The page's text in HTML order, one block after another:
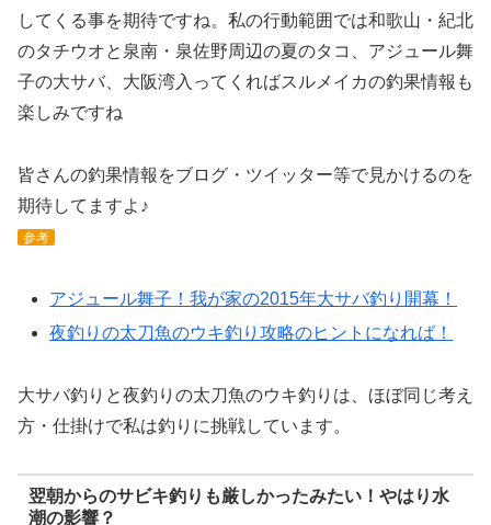
してくる事を期待ですね。私の行動範囲では和歌山・紀北
のタチウオと泉南・泉佐野周辺の夏のタコ、アジュール舞
子の大サバ、大阪湾入ってくればスルメイカの釣果情報も
楽しみですね
皆さんの釣果情報をブログ・ツイッター等で見かけるのを
期待してますよ♪
参考
アジュール舞子！我が家の2015年大サバ釣り開幕！
夜釣りの太刀魚のウキ釣り攻略のヒントになれば！
大サバ釣りと夜釣りの太刀魚のウキ釣りは、ほぼ同じ考え
方・仕掛けで私は釣りに挑戦しています。
翌朝からのサビキ釣りも厳しかったみたい！やはり水
潮の影響？